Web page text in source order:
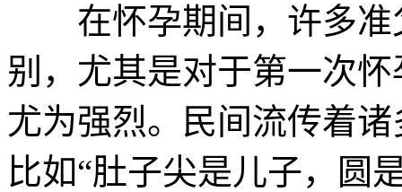
在怀孕期间，许多准
别，尤其是对于第一次
尤为强烈。民间流传着
比如“肚子尖是儿子，圆